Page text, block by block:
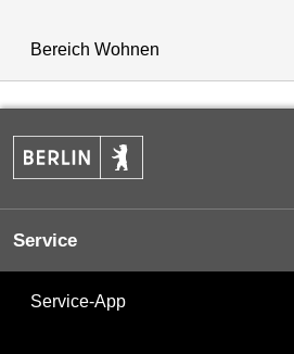
Bereich Wohnen
Service
Service-App